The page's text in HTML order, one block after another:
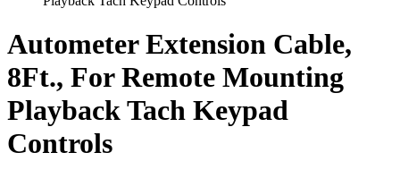
Autometer Extension Cable,
8Ft., For Remote Mounting
Playback Tach Keypad
Controls